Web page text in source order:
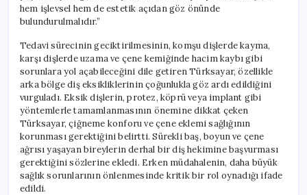
hem işlevsel hem de estetik açıdan göz önünde
bulundurulmalıdır.”
Tedavi sürecinin geciktirilmesinin, komşu dişlerde kayma,
karşı dişlerde uzama ve çene kemiğinde hacim kaybı gibi
sorunlara yol açabileceğini dile getiren Türksayar, özellikle
arka bölge diş eksikliklerinin çoğunlukla göz ardı edildiğini
vurguladı. Eksik dişlerin, protez, köprü veya implant gibi
yöntemlerle tamamlanmasının önemine dikkat çeken
Türksayar, çiğneme konforu ve çene eklemi sağlığının
korunması gerektiğini belirtti. Sürekli baş, boyun ve çene
ağrısı yaşayan bireylerin derhal bir diş hekimine başvurması
gerektiğini sözlerine ekledi. Erken müdahalenin, daha büyük
sağlık sorunlarının önlenmesinde kritik bir rol oynadığı ifade
edildi.